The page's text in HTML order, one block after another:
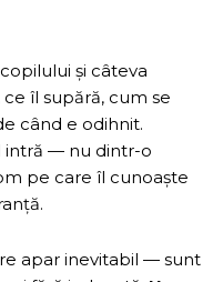
și câteva
îl supără, cum se
când e odihnit.
— nu dintr-o
pe care îl cunoaște
apar inevitabil — sunt